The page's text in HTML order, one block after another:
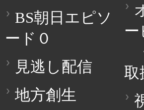
BS朝日エピソ
ード０
見逃し配信
地方創生
取